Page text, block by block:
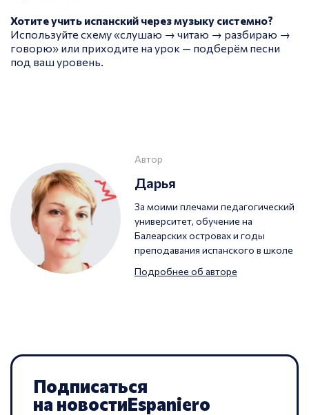
Хотите учить испанский через музыку системно?
Используйте схему «слушаю → читаю → разбираю →
говорю» или приходите на урок — подберём песни
под ваш уровень.
Автор
Дарья
За моими плечами педагогический
университет, обучение на
Балеарских островах и годы
преподавания испанского в школе
Подробнее об авторе
Подписаться
на новостиEspaniero